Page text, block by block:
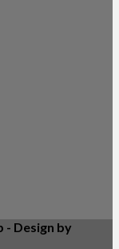
- Design by